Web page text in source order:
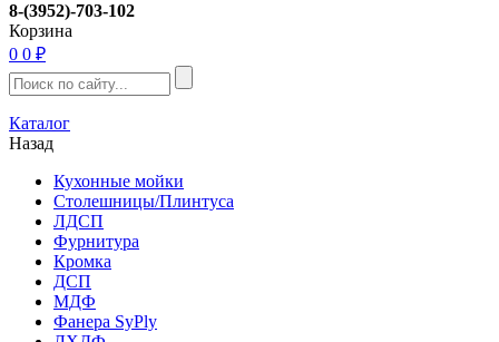
8-(3952)-703-102
Корзина
0 0 ₽
Каталог
Назад
Кухонные мойки
Столешницы/Плинтуса
ЛДСП
Фурнитура
Кромка
ДСП
МДФ
Фанера SyPly